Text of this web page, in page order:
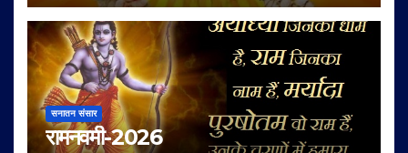
सनातन संसार
रामनवमी-2026